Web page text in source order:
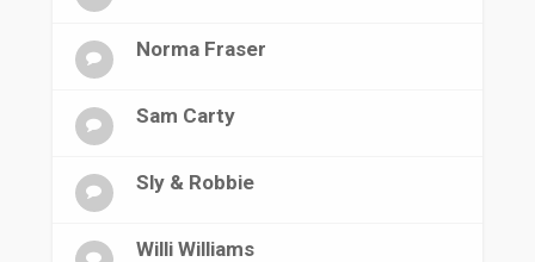
Norma Fraser
Sam Carty
Sly & Robbie
Willi Williams